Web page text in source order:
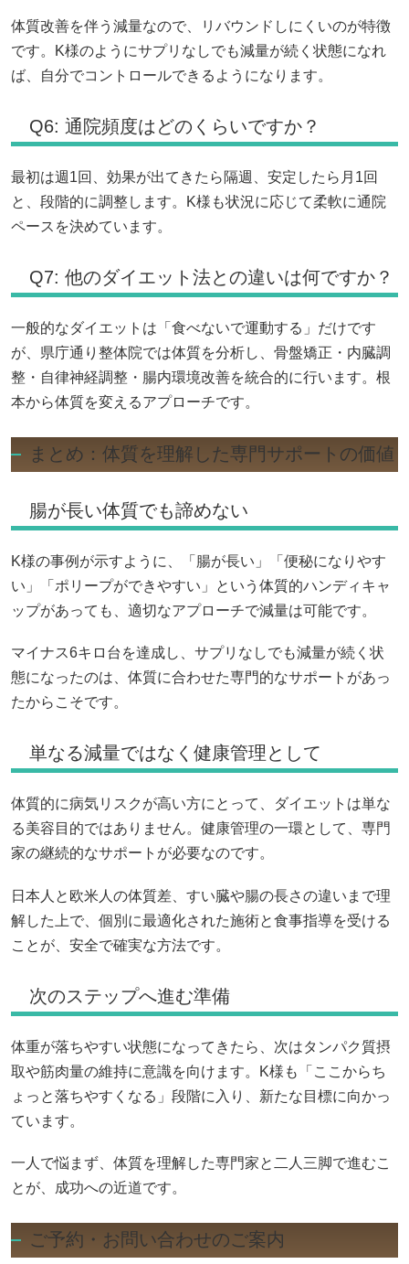
体質改善を伴う減量なので、リバウンドしにくいのが特徴
です。K様のようにサプリなしでも減量が続く状態になれ
ば、自分でコントロールできるようになります。
Q6: 通院頻度はどのくらいですか？
最初は週1回、効果が出てきたら隔週、安定したら月1回
と、段階的に調整します。K様も状況に応じて柔軟に通院
ペースを決めています。
Q7: 他のダイエット法との違いは何ですか？
一般的なダイエットは「食べないで運動する」だけです
が、県庁通り整体院では体質を分析し、骨盤矯正・内臓調
整・自律神経調整・腸内環境改善を統合的に行います。根
本から体質を変えるアプローチです。
まとめ：体質を理解した専門サポートの価値
腸が長い体質でも諦めない
K様の事例が示すように、「腸が長い」「便秘になりやす
い」「ポリープができやすい」という体質的ハンディキャ
ップがあっても、適切なアプローチで減量は可能です。
マイナス6キロ台を達成し、サプリなしでも減量が続く状
態になったのは、体質に合わせた専門的なサポートがあっ
たからこそです。
単なる減量ではなく健康管理として
体質的に病気リスクが高い方にとって、ダイエットは単な
る美容目的ではありません。健康管理の一環として、専門
家の継続的なサポートが必要なのです。
日本人と欧米人の体質差、すい臓や腸の長さの違いまで理
解した上で、個別に最適化された施術と食事指導を受ける
ことが、安全で確実な方法です。
次のステップへ進む準備
体重が落ちやすい状態になってきたら、次はタンパク質摂
取や筋肉量の維持に意識を向けます。K様も「ここからち
ょっと落ちやすくなる」段階に入り、新たな目標に向かっ
ています。
一人で悩まず、体質を理解した専門家と二人三脚で進むこ
とが、成功への近道です。
ご予約・お問い合わせのご案内